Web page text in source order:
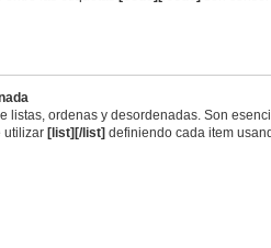
listas, ordenas y desordenadas. Son
utilizar [list][/list] definiendo cada item